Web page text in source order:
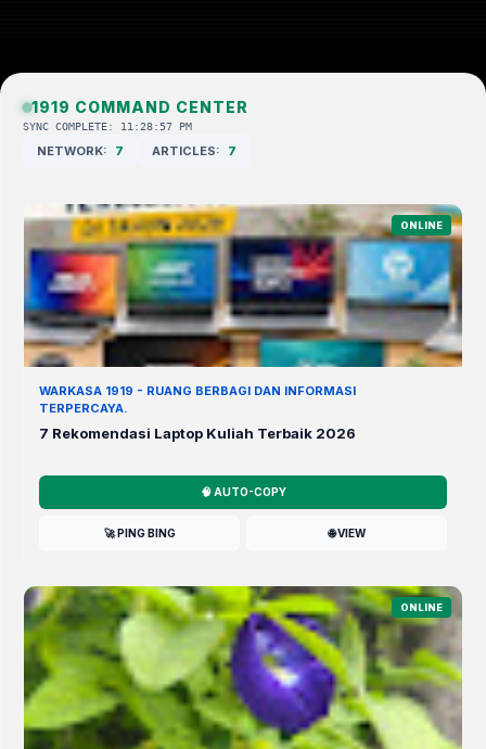
1919 COMMAND CENTER
SYNC COMPLETE: 11:28:57 PM
NETWORK: 7 ARTICLES: 7
ONLINE
WARKASA 1919 - RUANG BERBAGI DAN INFORMASI
TERPERCAYA.
7 Rekomendasi Laptop Kuliah Terbaik 2026
🧠 AUTO-COPY
🚀 PING BING 🌐 VIEW
ONLINE